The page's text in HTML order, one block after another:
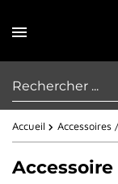
Accueil Accessoires